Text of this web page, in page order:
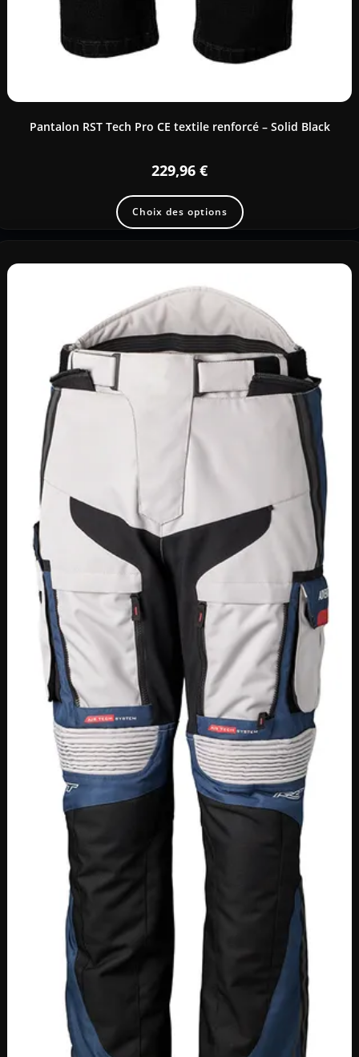
Pantalon RST Tech Pro CE textile renforcé – Solid Black
229,96 €
Choix des options